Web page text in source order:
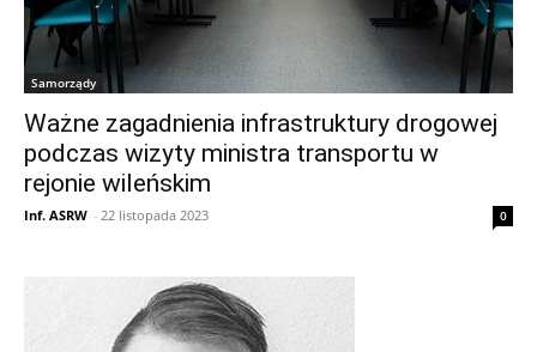
Samorządy
Ważne zagadnienia infrastruktury drogowej
podczas wizyty ministra transportu w
rejonie wileńskim
Inf. ASRW - 22 listopada 2023 0